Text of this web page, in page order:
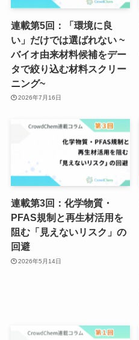
連載第5回：「環境に良
い」だけでは選ばれない ~
バイオ由来材料候補をデー
タで絞り込む材料スクリー
ニング~
連載第3回：化学物質・
PFAS規制と再生材活用を
阻む「見えないリスク」の
回避